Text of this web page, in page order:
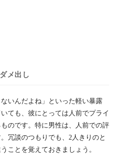
メ出し
いんだよね」といった軽い暴露
ても、彼にとっては人前でプライ
のです。特に男性は、人前での評
冗談のつもりでも、2人きりのと
ことを覚えておきましょう。